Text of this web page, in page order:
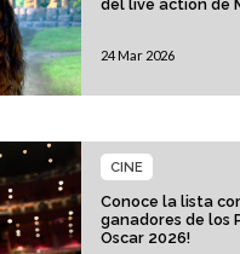
del live action de
24 Mar 2026
Conoce la lista
ganadores de los
Oscar 2026!
CINE